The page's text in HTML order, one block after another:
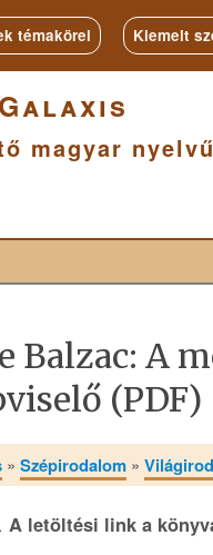
témakörei Kiemelt
magyar
Balzac: A
(PDF)
»Szépirodalom »
A letöltési link a